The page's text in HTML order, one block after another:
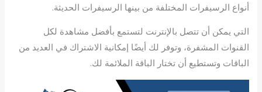
أنواع الرسيفرات المختلفة من بينها الرسيفرات الحديثة.
التي يمكن أن تتصل بالإنترنت لتستمع بأفضل مشاهدة لكل
القنوات المشفرة، وتوفر لك أيضًا إمكانية الاشتراك في العديد من
الباقات وتستطيع أن تختار الباقة الملائمة لك.